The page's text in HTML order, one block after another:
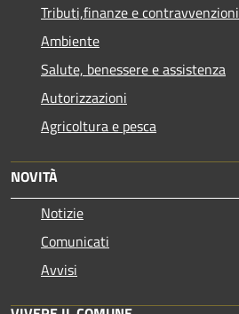
Tributi,finanze e contravvenzioni
Ambiente
Salute, benessere e assistenza
Autorizzazioni
Agricoltura e pesca
NOVITÀ
Notizie
Comunicati
Avvisi